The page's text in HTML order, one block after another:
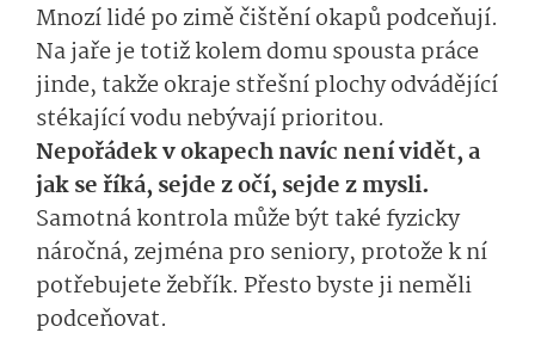
Mnozí lidé po zimě čištění okapů podceňují.
Na jaře je totiž kolem domu spousta práce
jinde, takže okraje střešní plochy odvádějící
stékající vodu nebývají prioritou.
Nepořádek v okapech navíc není vidět, a
jak se říká, sejde z očí, sejde z mysli.
Samotná kontrola může být také fyzicky
náročná, zejména pro seniory, protože k ní
potřebujete žebřík. Přesto byste ji neměli
podceňovat.